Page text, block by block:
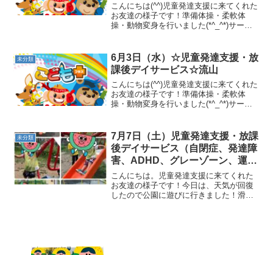
こんにちは(^^)児童発達支援に来てくれた
お友達の様子です！準備体操・柔軟体
操・動物変身を行いました(*^_^*)サーキ
ルーンを行いました（＾ｕ＾）☆午後
の、放課後デイサ...
未分類
6月3日（水）☆児童発達支援・放
課後デイサービス☆流山
こんにちは(^^)児童発達支援に来てくれた
お友達の様子です！準備体操・柔軟体
操・動物変身を行いました(*^_^*)サーキ
くぐりも行いました！午後の、放課後デ
イサービスの...
未分類
7月7日（土）児童発達支援・放課
後デイサービス（自閉症、発達障
害、ADHD、グレーゾーン、運動
療育、流山、松戸、柏）
こんにちは。児童発達支援に来てくれた
お友達の様子です！今日は、天気が回復
したので公園に遊びに行きました！滑り